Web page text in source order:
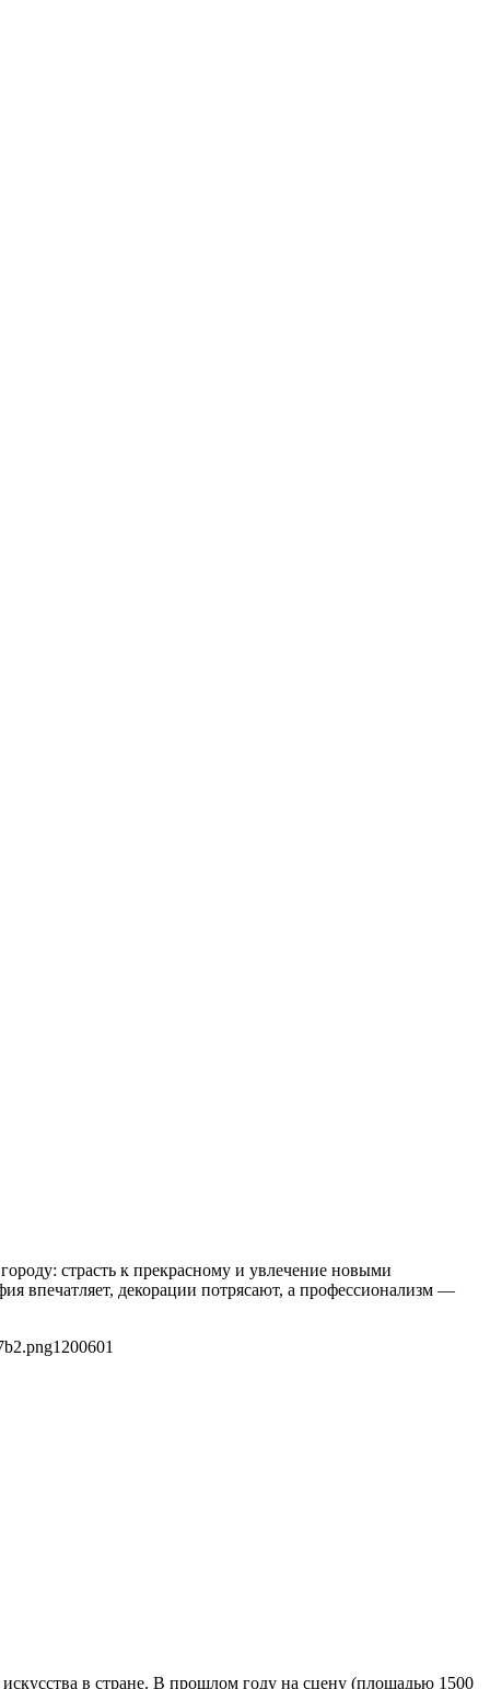
страсть к прекрасному и увлечение новыми
впечатляет, декорации потрясают, а профессионализм —
1200601
в стране. В прошлом году на сцену (площадью 1500